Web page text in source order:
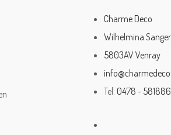
Charme Deco
Wilhelmina
5803AV Venray
Tel: 0478 - 581886